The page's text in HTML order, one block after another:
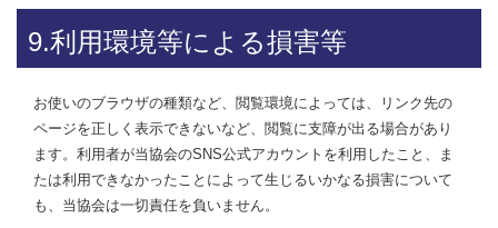
9.利用環境等による損害等
お使いのブラウザの種類など、閲覧環境によっては、リンク先の
ページを正しく表示できないなど、閲覧に支障が出る場合があり
ます。利用者が当協会のSNS公式アカウントを利用したこと、ま
たは利用できなかったことによって生じるいかなる損害について
も、当協会は一切責任を負いません。